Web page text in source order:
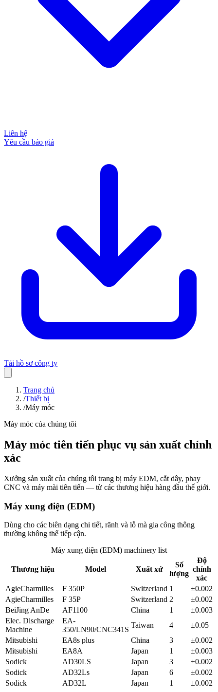
Liên hệ
Yêu cầu báo giá
Tải hồ sơ công ty
Trang chủ
/Thiết bị
/Máy móc
Máy móc của chúng tôi
Máy móc tiên tiến phục vụ sản xuất chính
xác
Xưởng sản xuất của chúng tôi trang bị máy EDM, cắt dây, phay
CNC và máy mài tiên tiến — từ các thương hiệu hàng đầu thế giới.
Máy xung điện (EDM)
Dùng cho các biên dạng chi tiết, rãnh và lỗ mà gia công thông
thường không thể tiếp cận.
Máy xung điện (EDM) machinery list
Thương hiệu Model Xuất xứ
Số
lượng
Độ
chính
xác
AgieCharmilles
F 350P Switzerland 1
±0.002
AgieCharmilles
F 35P Switzerland 2
±0.002
BeiJing AnDe
AF1100 China 1
±0.003
Elec. Discharge
Machine
EA-
350/LN90/CNC341S
Taiwan 4
±0.05
Mitsubishi
EA8s plus China 3
±0.002
Mitsubishi
EA8A Japan 1
±0.003
Sodick
AD30LS Japan 3
±0.002
Sodick
AD32Ls Japan 6
±0.002
Sodick
AD32L Japan 1 ±0.002